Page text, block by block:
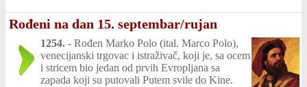
Rođeni na dan 15. septembar/rujan
1254. - Rođen Marko Polo (ital. Marco Polo),
venecijanski trgovac i istraživač, koji je, sa ocem
i stricem bio jedan od prvih Evropljana sa
zapada koji su putovali Putem svile do Kine.